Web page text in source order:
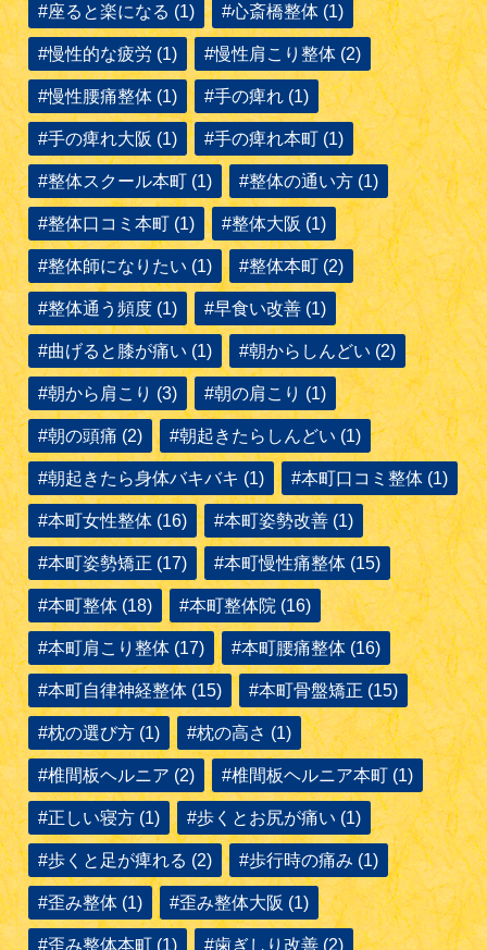
#座ると楽になる (1) #心斎橋整体 (1)
#慢性的な疲労 (1) #慢性肩こり整体 (2)
#慢性腰痛整体 (1) #手の痺れ (1)
#手の痺れ大阪 (1) #手の痺れ本町 (1)
#整体スクール本町 (1) #整体の通い方 (1)
#整体口コミ本町 (1) #整体大阪 (1)
#整体師になりたい (1) #整体本町 (2)
#整体通う頻度 (1) #早食い改善 (1)
#曲げると膝が痛い (1) #朝からしんどい (2)
#朝から肩こり (3) #朝の肩こり (1)
#朝の頭痛 (2) #朝起きたらしんどい (1)
#朝起きたら身体バキバキ (1) #本町口コミ整体 (1)
#本町女性整体 (16) #本町姿勢改善 (1)
#本町姿勢矯正 (17) #本町慢性痛整体 (15)
#本町整体 (18) #本町整体院 (16)
#本町肩こり整体 (17) #本町腰痛整体 (16)
#本町自律神経整体 (15) #本町骨盤矯正 (15)
#枕の選び方 (1) #枕の高さ (1)
#椎間板ヘルニア (2) #椎間板ヘルニア本町 (1)
#正しい寝方 (1) #歩くとお尻が痛い (1)
#歩くと足が痺れる (2) #歩行時の痛み (1)
#歪み整体 (1) #歪み整体大阪 (1)
#歪み整体本町 (1) #歯ぎしり改善 (2)